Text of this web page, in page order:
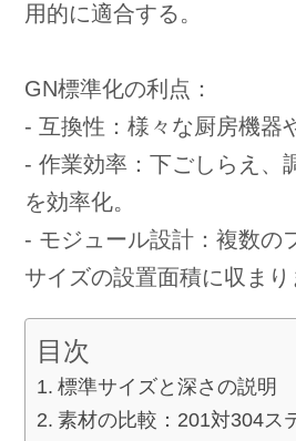
用的に適合する。
GN標準化の利点：
- 互換性：様々な厨房機器
- 作業効率：下ごしらえ、
を効率化。
- モジュール設計：複数の
サイズの設置面積に収まり
目次
標準サイズと深さの説明
素材の比較：201対304ス